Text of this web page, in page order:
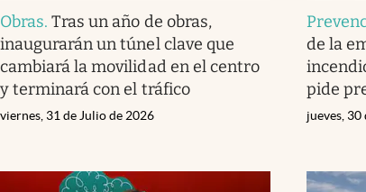
Obras.Tras un año de obras,
inaugurarán un túnel clave que
cambiará la movilidad en el centro
y terminará con el tráfico
viernes, 31 de Julio de 2026
de la
pide
jueves,